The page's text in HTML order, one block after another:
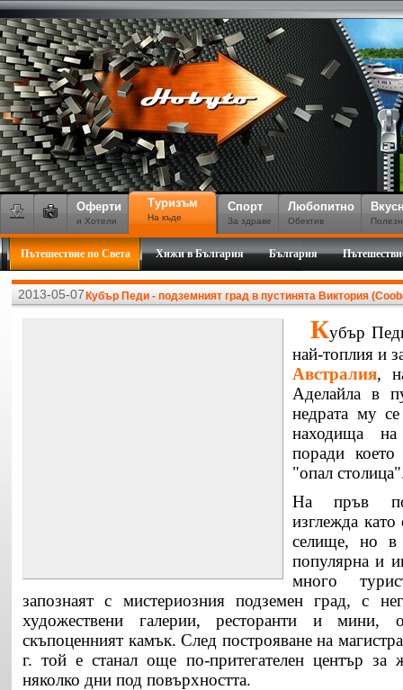
Оферти
и Хотели
Туризъм
На къде
Спорт
За здраве
Любопитно
Обектив
Пътешествие по Света Хижи в България България
2013-05-07 Кубър Педи - подземният град в пустинята Виктория
Кубър
най-топлия и
Австралия,
Аделайла в
недрата му
находища
поради
"опал
На пръв
изглежда
селище, но в
популярна и
много
запознаят с мистериозния подземен град, с
худoжествени галерии, ресторанти и мини,
скъпоценният камък. След построяване на
г. той е станал още по-притегателен център за
няколко дни под повърхността.